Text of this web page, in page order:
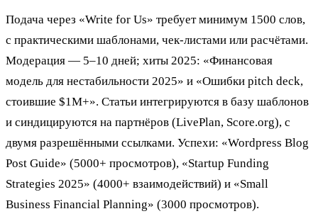
Подача через «Write for Us» требует минимум 1500 слов,
с практическими шаблонами, чек-листами или расчётами.
Модерация — 5–10 дней; хиты 2025: «Финансовая
модель для нестабильности 2025» и «Ошибки pitch deck,
стоившие $1M+». Статьи интегрируются в базу шаблонов
и синдицируются на партнёров (LivePlan, Score.org), с
двумя разрешёнными ссылками. Успехи: «Wordpress Blog
Post Guide» (5000+ просмотров), «Startup Funding
Strategies 2025» (4000+ взаимодействий) и «Small
Business Financial Planning» (3000 просмотров).